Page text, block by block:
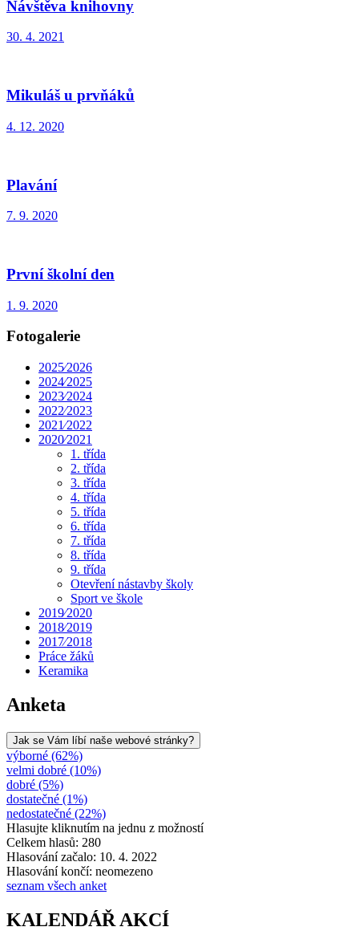
Návštěva knihovny
30. 4. 2021
Mikuláš u prvňáků
4. 12. 2020
Plavání
7. 9. 2020
První školní den
1. 9. 2020
Fotogalerie
2025⁄2026
2024⁄2025
2023⁄2024
2022⁄2023
2021⁄2022
2020⁄2021
1. třída
2. třída
3. třída
4. třída
5. třída
6. třída
7. třída
8. třída
9. třída
Otevření nástavby školy
Sport ve škole
2019⁄2020
2018⁄2019
2017⁄2018
Práce žáků
Keramika
Anketa
Jak se Vám líbí naše webové stránky?
výborné (62%)
velmi dobré (10%)
dobré (5%)
dostatečné (1%)
nedostatečné (22%)
Hlasujte kliknutím na jednu z možností
Celkem hlasů: 280
Hlasování začalo: 10. 4. 2022
Hlasování končí: neomezeno
seznam všech anket
KALENDÁŘ AKCÍ